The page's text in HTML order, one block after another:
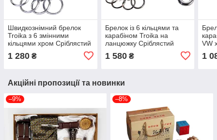
Швидкознімний брелок
Troika з 6 змінними
кільцями хром Сріблястий
1 280 ₴
Брелок із 6 кільцями та
карабіном Troika на
ланцюжку Сріблястий
1 580₴
VW
1
Акційні пропозиції та новинки
–9% –8%